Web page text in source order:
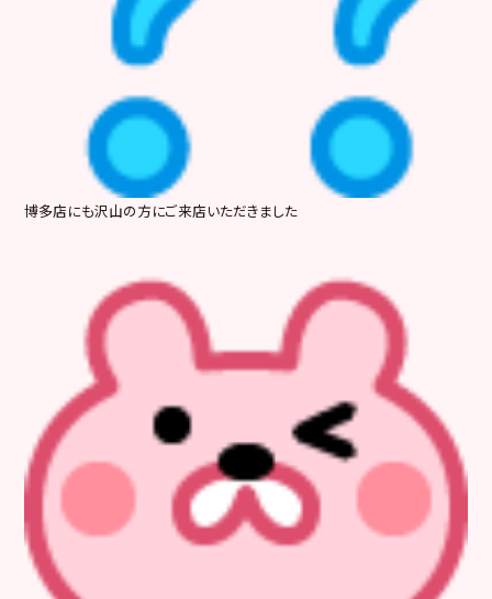
博多店にも沢山の方にご来店いただきました